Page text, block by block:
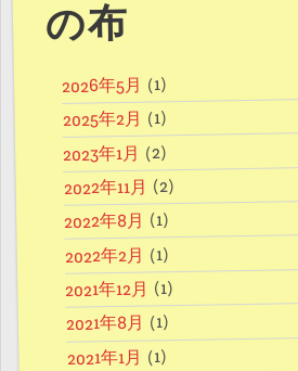
の布
2026年5月 (1)
2025年2月 (1)
2023年1月 (2)
2022年11月 (2)
2022年8月 (1)
2022年2月 (1)
2021年12月 (1)
2021年8月 (1)
2021年1月 (1)